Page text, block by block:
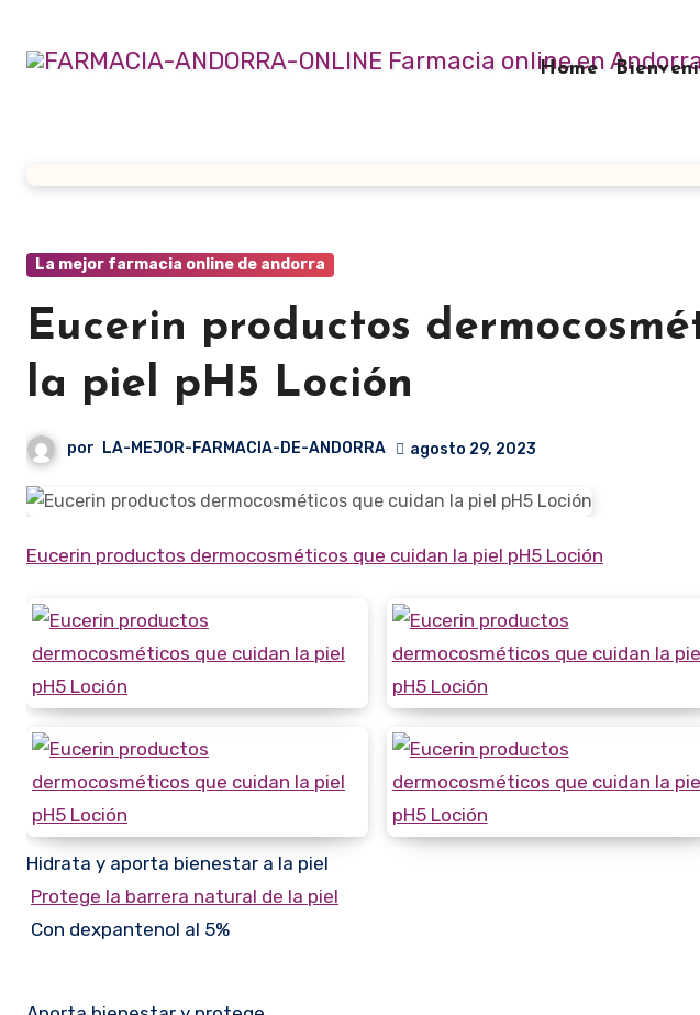
contenido
Home
La mejor farmacia online de andorra
Eucerin productos
la piel pH5 Loción
por LA-MEJOR-FARMACIA-DE-ANDORRA agosto 29, 2023
Eucerin productos dermocosméticos que cuidan la piel pH5 Loción
Hidrata y aporta bienestar a la piel
Protege la barrera natural de la piel
Con dexpantenol al 5%